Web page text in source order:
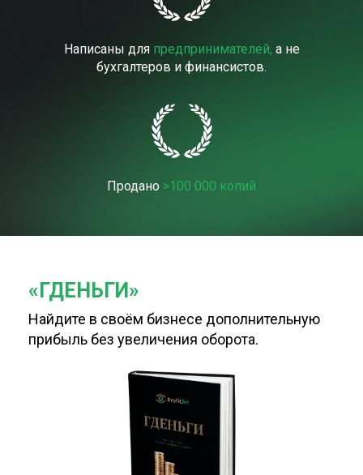
Написаны для предпринимателей, а не
бухгалтеров и финансистов.
Продано >100 000 копий
«ГДЕНЬГИ»
Найдите в своём бизнесе дополнительную
прибыль без увеличения оборота.